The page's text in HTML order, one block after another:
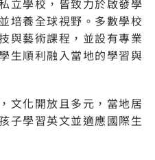
培養全球視野。多數學校
與藝術課程，並設有專業
生順利融入當地的學習與
文化開放且多元，當地居
子學習英文並適應國際生